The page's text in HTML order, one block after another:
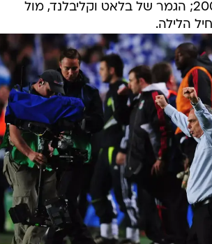
האלופות של 2008; הגמר של בלאט וקליבלנד, מול
הלילה.